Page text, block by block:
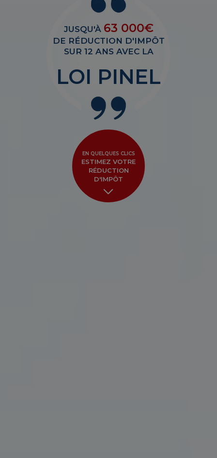
JUSQU'À 63 000€
DE RÉDUCTION D'IMPÔT
SUR 12 ANS AVEC LA
LOI PINEL
EN QUELQUES CLICS
ESTIMEZ VOTRE
RÉDUCTION
D'IMPÔT